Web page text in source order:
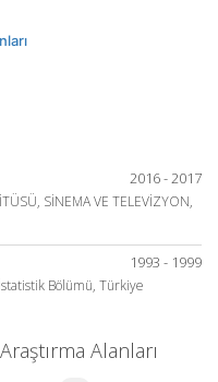
2016 - 2017
SİNEMA VE TELEVİZYON,
1993 - 1999
Bölümü, Türkiye
Alanları